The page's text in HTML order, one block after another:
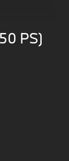
PS)